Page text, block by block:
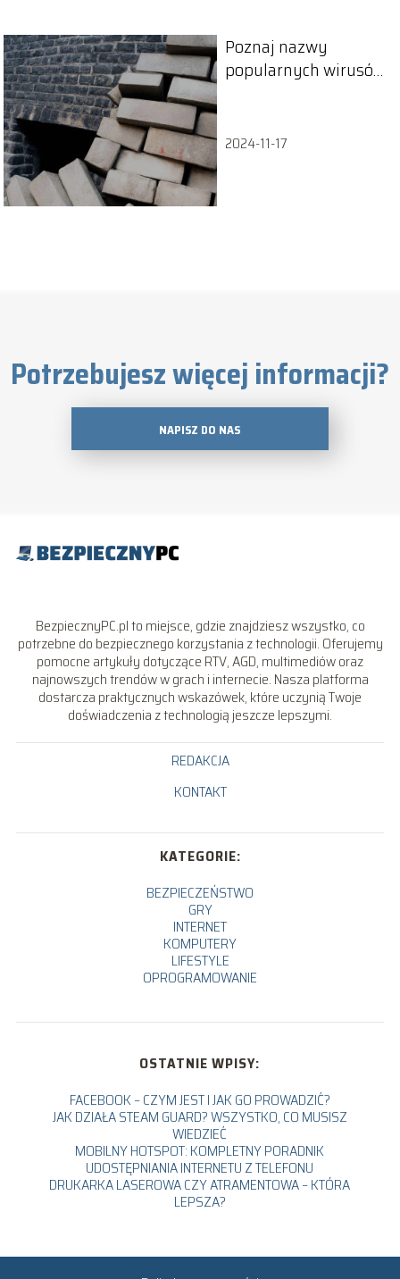
Poznaj nazwy
popularnych wirusów
2024-11-17
Potrzebujesz więcej informacji?
NAPISZ DO NAS
BezpiecznyPC.pl to miejsce, gdzie znajdziesz wszystko, co
potrzebne do bezpiecznego korzystania z technologii. Oferujemy
pomocne artykuły dotyczące RTV, AGD, multimediów oraz
najnowszych trendów w grach i internecie. Nasza platforma
dostarcza praktycznych wskazówek, które uczynią Twoje
doświadczenia z technologią jeszcze lepszymi.
REDAKCJA
KONTAKT
KATEGORIE:
BEZPIECZEŃSTWO
GRY
INTERNET
KOMPUTERY
LIFESTYLE
OPROGRAMOWANIE
OSTATNIE WPISY:
FACEBOOK – CZYM JEST I JAK GO PROWADZIĆ?
JAK DZIAŁA STEAM GUARD? WSZYSTKO, CO MUSISZ
WIEDZIEĆ
MOBILNY HOTSPOT: KOMPLETNY PORADNIK
UDOSTĘPNIANIA INTERNETU Z TELEFONU
DRUKARKA LASEROWA CZY ATRAMENTOWA – KTÓRA
LEPSZA?